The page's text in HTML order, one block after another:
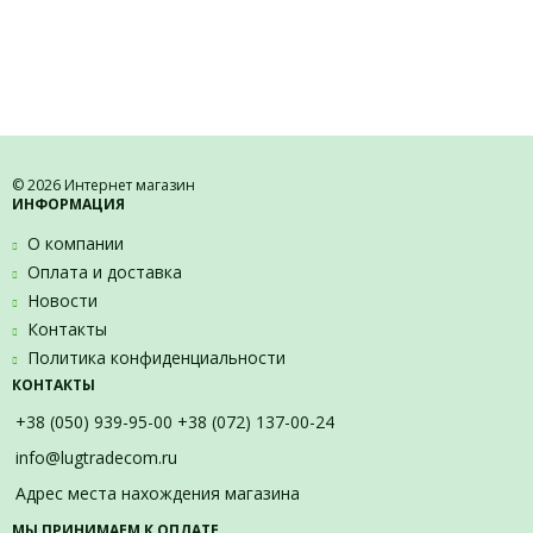
© 2026 Интернет магазин
ИНФОРМАЦИЯ
О компании
Оплата и доставка
Новости
Контакты
Политика конфиденциальности
КОНТАКТЫ
+38 (050) 939-95-00 +38 (072) 137-00-24
info@lugtradecom.ru
Адрес места нахождения магазина